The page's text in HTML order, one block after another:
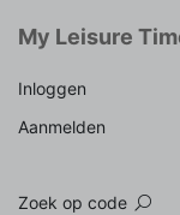
My Leisure
Inloggen
Aanmelden
Zoek op code